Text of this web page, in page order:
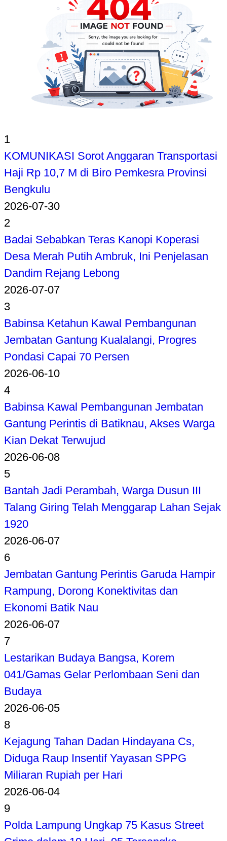
1
KOMUNIKASI Sorot Anggaran Transportasi
Haji Rp 10,7 M di Biro Pemkesra Provinsi
Bengkulu
2026-07-30
2
Badai Sebabkan Teras Kanopi Koperasi
Desa Merah Putih Ambruk, Ini Penjelasan
Dandim Rejang Lebong
2026-07-07
3
Babinsa Ketahun Kawal Pembangunan
Jembatan Gantung Kualalangi, Progres
Pondasi Capai 70 Persen
2026-06-10
4
Babinsa Kawal Pembangunan Jembatan
Gantung Perintis di Batiknau, Akses Warga
Kian Dekat Terwujud
2026-06-08
5
Bantah Jadi Perambah, Warga Dusun III
Talang Giring Telah Menggarap Lahan Sejak
1920
2026-06-07
6
Jembatan Gantung Perintis Garuda Hampir
Rampung, Dorong Konektivitas dan
Ekonomi Batik Nau
2026-06-07
7
Lestarikan Budaya Bangsa, Korem
041/Gamas Gelar Perlombaan Seni dan
Budaya
2026-06-05
8
Kejagung Tahan Dadan Hindayana Cs,
Diduga Raup Insentif Yayasan SPPG
Miliaran Rupiah per Hari
2026-06-04
9
Polda Lampung Ungkap 75 Kasus Street